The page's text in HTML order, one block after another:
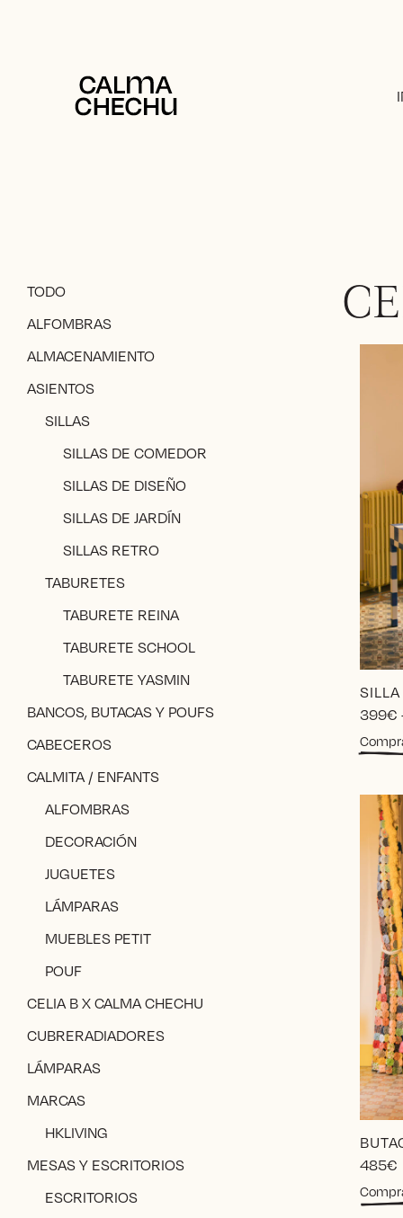
399€
485€
TODO
ALFOMBRAS
ALMACENAMIENTO
ASIENTOS
SILLAS
SILLAS DE COMEDOR
SILLAS DE DISEÑO
SILLAS DE JARDÍN
SILLAS RETRO
TABURETES
TABURETE REINA
TABURETE SCHOOL
TABURETE YASMIN
BANCOS, BUTACAS Y POUFS
CABECEROS
CALMITA / ENFANTS
ALFOMBRAS
DECORACIÓN
JUGUETES
LÁMPARAS
MUEBLES PETIT
POUF
CELIA B X CALMA CHECHU
CUBRERADIADORES
LÁMPARAS
MARCAS
HKLIVING
MESAS Y ESCRITORIOS
ESCRITORIOS